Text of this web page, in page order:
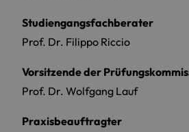
Studiengangsfachberater
Prof. Dr. Filippo Riccio
Vorsitzende der
Prof. Dr. Wolfgang Lauf
Praxisbeauftragter